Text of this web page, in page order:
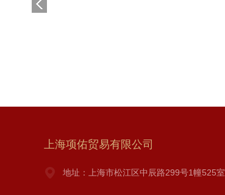
上海项佑贸易有限公司
地址：上海市松江区中辰路299号1幢525室